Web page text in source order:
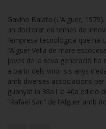
Gavino Balata (L’Alguer,
un doctorat en temes de
l’empresa tecnològica que ha
l’Alguer Vella de mare
joves de la seva generació ha
a partir dels vinti- sis anys
amb diverses associacions
guanyat la 38a i la 40a edició
“Rafael Sari” de l’Alguer amb